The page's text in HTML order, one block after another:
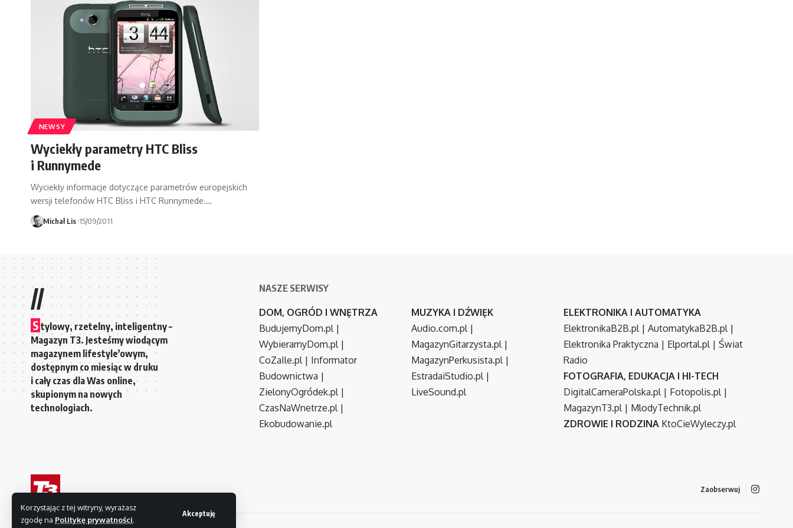
Korzystając z tej witryny, wyrażasz
zgodę na Politykę prywatności.
Akceptuję
NEWSY
Wyciekły parametry HTC Bliss
i Runnymede
Wyciekły informacje dotyczące parametrów europejskich
wersji telefonów HTC Bliss i HTC Runnymede.…
Michał Lis 15/09/2011
//
S tylowy, rzetelny, inteligentny –
Magazyn T3. Jesteśmy wiodącym
magazynem lifestyle’owym,
dostępnym co miesiąc w druku
i cały czas dla Was online,
skupionym na nowych
technologiach.
NASZE SERWISY
DOM, OGRÓD I WNĘTRZA
BudujemyDom.pl|
WybieramyDom.pl|
CoZaIle.pl| Informator
Budownictwa |
ZielonyOgródek.pl|
CzasNaWnetrze.pl|
Ekobudowanie.pl
MUZYKA I DŹWIĘK
Audio.com.pl|
MagazynGitarzysta.pl|
MagazynPerkusista.pl|
EstradaiStudio.pl|
LiveSound.pl
ELEKTRONIKA I AUTOMATYKA
ElektronikaB2B.pl| AutomatykaB2B.pl|
Elektronika Praktyczna | Elportal.pl| Świat
Radio
FOTOGRAFIA, EDUKACJA I HI-TECH
DigitalCameraPolska.pl| Fotopolis.pl|
MagazynT3.pl| MlodyTechnik.pl
ZDROWIE I RODZINA KtoCieWyleczy.pl
Zaobserwuj